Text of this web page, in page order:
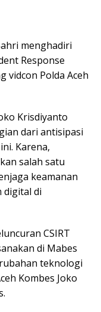
menghadiri
Response
vidcon Polda Aceh
Krisdiyanto
dari antisipasi
Karena,
salah satu
keamanan
digital di
CSIRT
di Mabes
teknologi
Kombes Joko